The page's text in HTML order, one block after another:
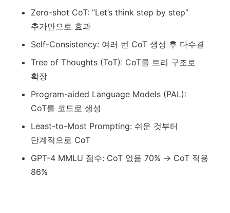
Zero-shot CoT: “Let’s think step by step”
추가만으로 효과
Self-Consistency: 여러 번 CoT 생성 후 다수결
Tree of Thoughts (ToT): CoT를 트리 구조로
확장
Program-aided Language Models (PAL):
CoT를 코드로 생성
Least-to-Most Prompting: 쉬운 것부터
단계적으로 CoT
GPT-4 MMLU 점수: CoT 없음 70% → CoT 적용
86%